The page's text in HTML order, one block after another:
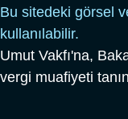
Bu sitedeki görsel
kullanılabilir.
Umut Vakfı'na,
vergi muafiyeti